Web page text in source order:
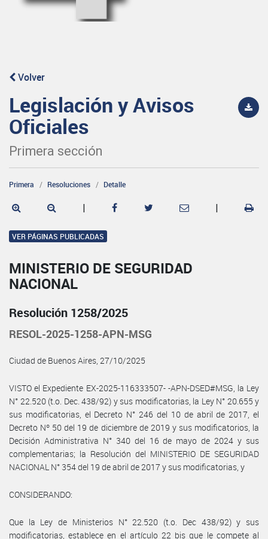
Volver
Legislación y Avisos
Oficiales
Primera sección
Primera Resoluciones Detalle
| |
VER PÁGINAS PUBLICADAS
MINISTERIO DE SEGURIDAD
NACIONAL
Resolución 1258/2025
RESOL-2025-1258-APN-MSG
Ciudad de Buenos Aires, 27/10/2025
VISTO el Expediente EX-2025-116333507- -APN-DSED#MSG, la Ley
N° 22.520 (t.o. Dec. 438/92) y sus modificatorias, la Ley N° 20.655 y
sus modificatorias, el Decreto N° 246 del 10 de abril de 2017, el
Decreto Nº 50 del 19 de diciembre de 2019 y sus modificatorios, la
Decisión Administrativa N° 340 del 16 de mayo de 2024 y sus
complementarias; la Resolución del MINISTERIO DE SEGURIDAD
NACIONAL N° 354 del 19 de abril de 2017 y sus modificatorias, y
CONSIDERANDO:
Que la Ley de Ministerios N° 22.520 (t.o. Dec 438/92) y sus
modificatorias, establece en el artículo 22 bis que le compete al